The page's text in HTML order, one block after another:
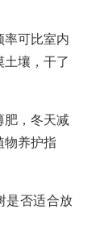
率可比室内
壤，干了
肥，冬天减
物养护指
是否适合放